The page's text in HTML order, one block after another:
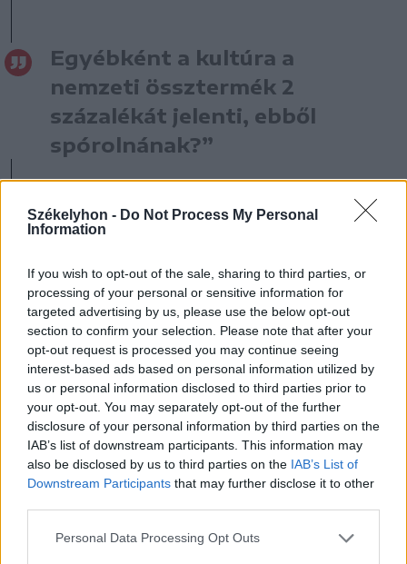
Székelyhon - Do Not Process My Personal
Information
If you wish to opt-out of the sale, sharing to third parties, or
processing of your personal or sensitive information for
targeted advertising by us, please use the below opt-out
section to confirm your selection. Please note that after your
opt-out request is processed you may continue seeing
interest-based ads based on personal information utilized by
us or personal information disclosed to third parties prior to
your opt-out. You may separately opt-out of the further
disclosure of your personal information by third parties on the
IAB’s list of downstream participants. This information may
also be disclosed by us to third parties on the IAB’s List of
Downstream Participants that may further disclose it to other
Personal Data Processing Opt Outs
Egyébként a kultúra a
nemzeti össztermék 2
százalékát jelenti, ebből
spórolnának?”
– tette fel a kérdést. Más szempontból is
problematikusnak látja a dokumentumot,
működésére vonatkozó törvényeket.
„Nem vagyunk rabszolgák egy
ültetvényen,. Azoknak, akik a mi
választásunk következtében kerültek
funkciókba, az a dolguk, hogy a mi
érdekeink képviseljék és soha nem fogom
hagyni, hogy megfosszanak a kultúrától” –
jelentette még ki az intézményvezető.